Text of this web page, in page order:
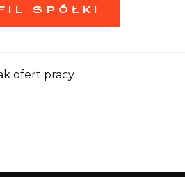
SPÓŁKI
ofert pracy